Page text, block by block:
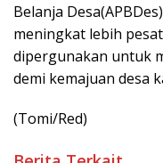
Belanja
meningkat lebih
dipergunakan untuk
demi kemajuan desa
(Tomi/Red)